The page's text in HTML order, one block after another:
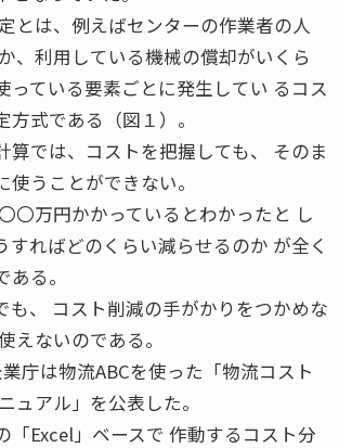
とは、例えばセンターの作業者の人
、利用している機械の償却がいくら
っている要素ごとに発生してい るコス
方式である（図１）。
算では、コストを把握しても、 そのま
使うことができない。
〇万円かかっているとわかったと し
すればどのくらい減らせるのか が全く
る。
も、 コスト削減の手がかりをつかめな
えないのである。
庁は物流ABCを使った「物流コスト
ュアル」を公表した。
「Excel」ベースで 作動するコスト分